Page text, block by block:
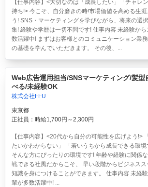
【仕事内容】<大切なのは「成長したい」「チャレ
持ち!> 今こそ、自分磨きの時!市場価値を高める生
う! SNS・マーケティングを学びながら、将来の選
集! 経験や学歴は一切不問です! 仕事内容 未経験か
数活躍中! まずはお客様とのコミュニケーション業
の基礎を学んでいただきます。 その後、...
Web広告運用担当/SNSマーケティング/髪型
べる/未経験OK
株式会社FFU
東京都
正社員：時給1,700円～2,300円
【仕事内容】<20代から自分の可能性を広げよう!>
たいかわからない」 「若いうちから成長できる環境
そんな方にぴったりの環境です! 年齢や経験に関係
戦できる社風だからこそ、 早い段階からビジネス
知識を身につけることができます。 仕事内容 未経
輩が多数活躍中! ...